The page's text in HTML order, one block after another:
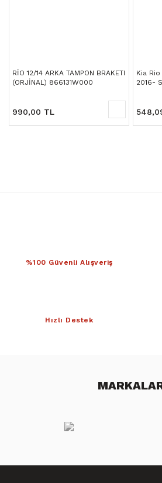
RİO 12/14 ARKA TAMPON BRAKETI
(ORJİNAL) 866131W000
990,00 TL
Kia Rio
2016-
%100 Güvenli Alışveriş
Hızlı Destek